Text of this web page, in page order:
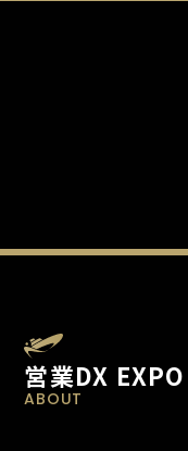
営業DX
ABOUT